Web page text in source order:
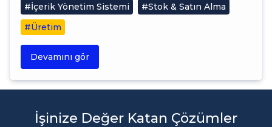
#İçerik Yönetim Sistemi
#Stok & Satın Alma
#Üretim
Devamını gör
İşinize Değer Katan Çözümler